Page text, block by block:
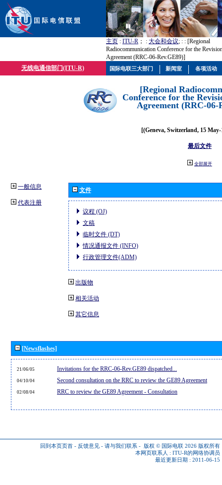
主页 : ITU-R ； : 大会和会议; : : [Regional
Radiocommunication Conference for the
Agreement (RRC-06-Rev.GE89)]
无线电通信部门(ITU-R)
[Regional
Conference for the
Agreement (RRC-06-
[(Geneva, Switzerland, 15
最后文件
全部展开
一般信息
代表注册
文件
议程 (OJ)
文稿
临时文件 (DT)
情况通报文件 (INFO)
行政管理文件(ADM)
出版物
相关活动
其它信息
[Newsflashes]
21/06/05 Invitations for the RRC-06-Rev.GE89 dispatched...
04/10/04 Second consultation on the RRC to review the GE89 Agreement
02/08/04 RRC to review the GE89 Agreement - Consultation
回到本页页首 - 反馈意见 - 请与我们联系 - 版权 © 国际电联 2026 版权所有
本网页联系人 : ITU-R的网络协调员
最近更新日期 : 2011-06-15
国际电联三大部门 新闻室 各项活动